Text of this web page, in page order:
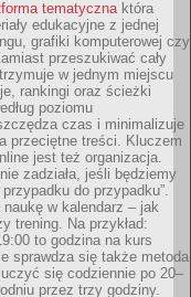
tematycznaktóra
edukacyjne z jednej
grafiki komputerowej czy
przeszukiwać cały
w jednym miejscu
rankingi oraz ścieżki
poziomu
czas i minimalizuje
przeciętne treści. Kluczem
jest też organizacja.
zadziała, jeśli będziemy
do przypadku”.
w kalendarz – jak
trening. Na przykład:
to godzina na kurs
sprawdza się także metoda
się codziennie po 20–
przez trzy godziny.